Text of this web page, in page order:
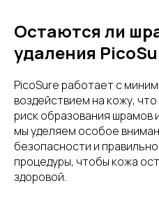
Остаются ли
удаления
PicoSure работает с
воздействием на кожу,
риск образования шрамов
мы уделяем особое
безопасности и
процедуры, чтобы кожа
здоровой.